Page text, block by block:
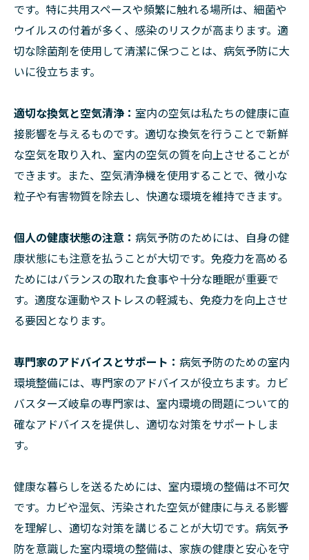
です。特に共用スペースや頻繁に触れる場所は、細菌や
ウイルスの付着が多く、感染のリスクが高まります。適
切な除菌剤を使用して清潔に保つことは、病気予防に大
いに役立ちます。
適切な換気と空気清浄： 室内の空気は私たちの健康に直
接影響を与えるものです。適切な換気を行うことで新鮮
な空気を取り入れ、室内の空気の質を向上させることが
できます。また、空気清浄機を使用することで、微小な
粒子や有害物質を除去し、快適な環境を維持できます。
個人の健康状態の注意： 病気予防のためには、自身の健
康状態にも注意を払うことが大切です。免疫力を高める
ためにはバランスの取れた食事や十分な睡眠が重要で
す。適度な運動やストレスの軽減も、免疫力を向上させ
る要因となります。
専門家のアドバイスとサポート： 病気予防のための室内
環境整備には、専門家のアドバイスが役立ちます。カビ
バスターズ岐阜の専門家は、室内環境の問題について的
確なアドバイスを提供し、適切な対策をサポートしま
す。
健康な暮らしを送るためには、室内環境の整備は不可欠
です。カビや湿気、汚染された空気が健康に与える影響
を理解し、適切な対策を講じることが大切です。病気予
防を意識した室内環境の整備は、家族の健康と安心を守